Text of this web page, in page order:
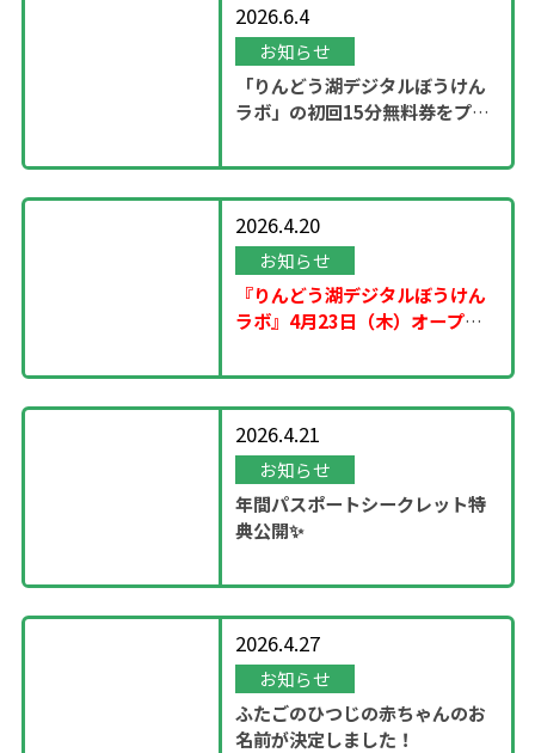
2026.6.4
お知らせ
「りんどう湖デジタルぼうけん
ラボ」の初回15分無料券をプレ
2026.4.20
お知らせ
『りんどう湖デジタルぼうけん
ラボ』4月23日（木）オープ
2026.4.21
お知らせ
年間パスポートシークレット特
典公開✨
2026.4.27
お知らせ
ふたごのひつじの赤ちゃんのお
名前が決定しました！